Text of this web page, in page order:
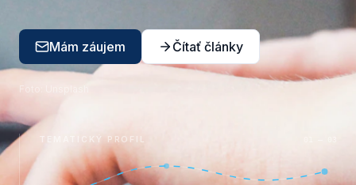
Mám záujem Čítať články
Foto:
TEMATICKÝ PROFIL